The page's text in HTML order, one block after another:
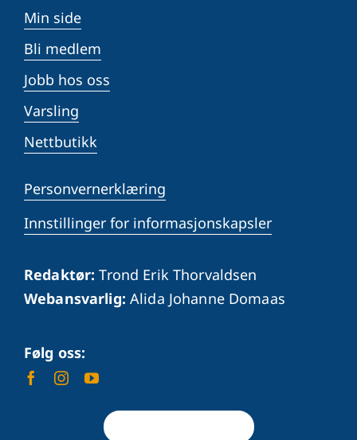
Min side
Bli medlem
Jobb hos oss
Varsling
Nettbutikk
Personvernerklæring
Innstillinger for informasjonskapsler
Redaktør: Trond Erik Thorvaldsen
Webansvarlig: Alida Johanne Domaas
Følg oss: